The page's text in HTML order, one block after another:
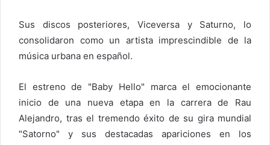
Sus discos posteriores, Viceversa y Saturno, lo
consolidaron como un artista imprescindible de la
música urbana en español.
El estreno de "Baby Hello" marca el emocionante
inicio de una nueva etapa en la carrera de Rau
Alejandro, tras el tremendo éxito de su gira mundial
"Satorno" y sus destacadas apariciones en los